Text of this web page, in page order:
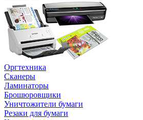
Оргтехника
Сканеры
Ламинаторы
Брошюровщики
Уничтожители бумаги
Резаки для бумаги